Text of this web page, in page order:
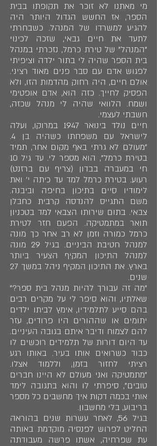
מי מאתנו לא זוכר את תקופתו בבית
הספר, אז החשש הגדול היותר היה
להגיע למשרדו של המנהל. כשבחרתי
לתעד את חיים גבאי, שזכה לכינוי
"המנהל" של טירת כרמל, נזכרתי במנהל
בית הספר שהיה לי בתור ילדה וציפיתי
לפגוש אדם עם סבר פנים מאוד רציני.
אולם חיים, היה רחוק מהדמות הזו, ולא
הפסיק לחייך. כזה הוא, אדם אופטימי
ושמח. הלוואי שהיה לי מנהל שכזה,
חשבתי לעצמי.
חיים נולד בינואר 1947 במרוקו, ועלה
לישראל עם משפחתו כשהיה בן 4.
"מעולם לא גרתי באף מקום אחר, תמיד
בטירת כרמל", הוא מספר לי. עד גיל 10
חי במעברה בבדון (צריף עם ברזנט)
רעוע. בטירת כרמל למד עד כיתה י' ואת
לימודיו סיים בתיכון בחיפה וביבנה.
משם התגייס להנדסה קרבית כחבלן
צבאי. בתום שירותו הצבאי למד בטכניון
תואר במתמטיקה. הפעם חזר לטירת
כרמל כמורה וזמן לא רב אחר כך מונה
למנהל חטיבת הביניים. בגיל 29 מונה
למנהל התיכון המקיף הצעיר ביותר
בארץ. את התיכון המקיף ניהל במשך 27
שנים.
"מה זה עבורך להיות מנהל בית ספר?"
שאלתיו, והוא סיפר לי על מקרים רבים
בהם סייע לתלמידיו, אימץ לביתו ילדים
יתומים או שההורים היו פרודים, עזר
להם לצמוח ודיבר איתם בגובה העיניים.
עד היום דורות של תלמידים רוכשים לו
כבוד כשרואים אותו בעיר. באותו רגע
רציתי לחזור בזמן, וללמוד אצלו.
"מתמטיקה ואני מעולם לא היינו חברים
טובים", סיפרתי לו והוא בתגובה לימד
אותי בכמה דקות איך מחשבים כל מספר
בריבוע, בלי מחשבון.
בגיל 56, לאחר עשרות שנים בהוראה
החליט לפרוש לפנסיה מוקדמת באותה
עת שפרחיה, אשתו פרשה מעבודתה